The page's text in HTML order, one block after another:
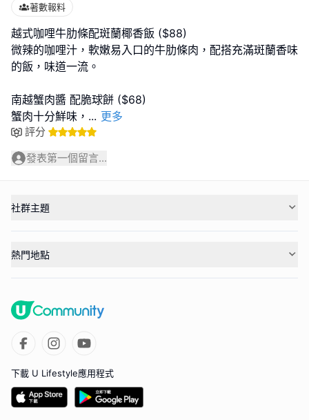
著數報料
越式咖哩牛肋條配斑蘭椰香飯 ($88)
微辣的咖哩汁，軟嫩易入口的牛肋條肉，配搭充滿斑蘭香味
的飯，味道一流。
南越蟹肉醬 配脆球餅 ($68)
蟹肉十分鮮味， ... 更多
評分
發表第一個留言...
社群主題
熱門地點
下載 U Lifestyle應用程式